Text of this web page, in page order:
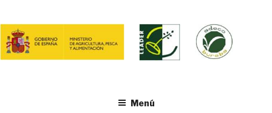
Menú